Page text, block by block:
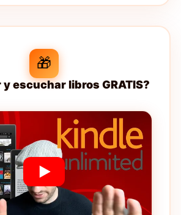
🎁
y escuchar libros GRATIS?